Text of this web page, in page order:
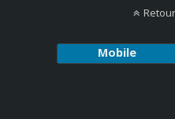
Mobile